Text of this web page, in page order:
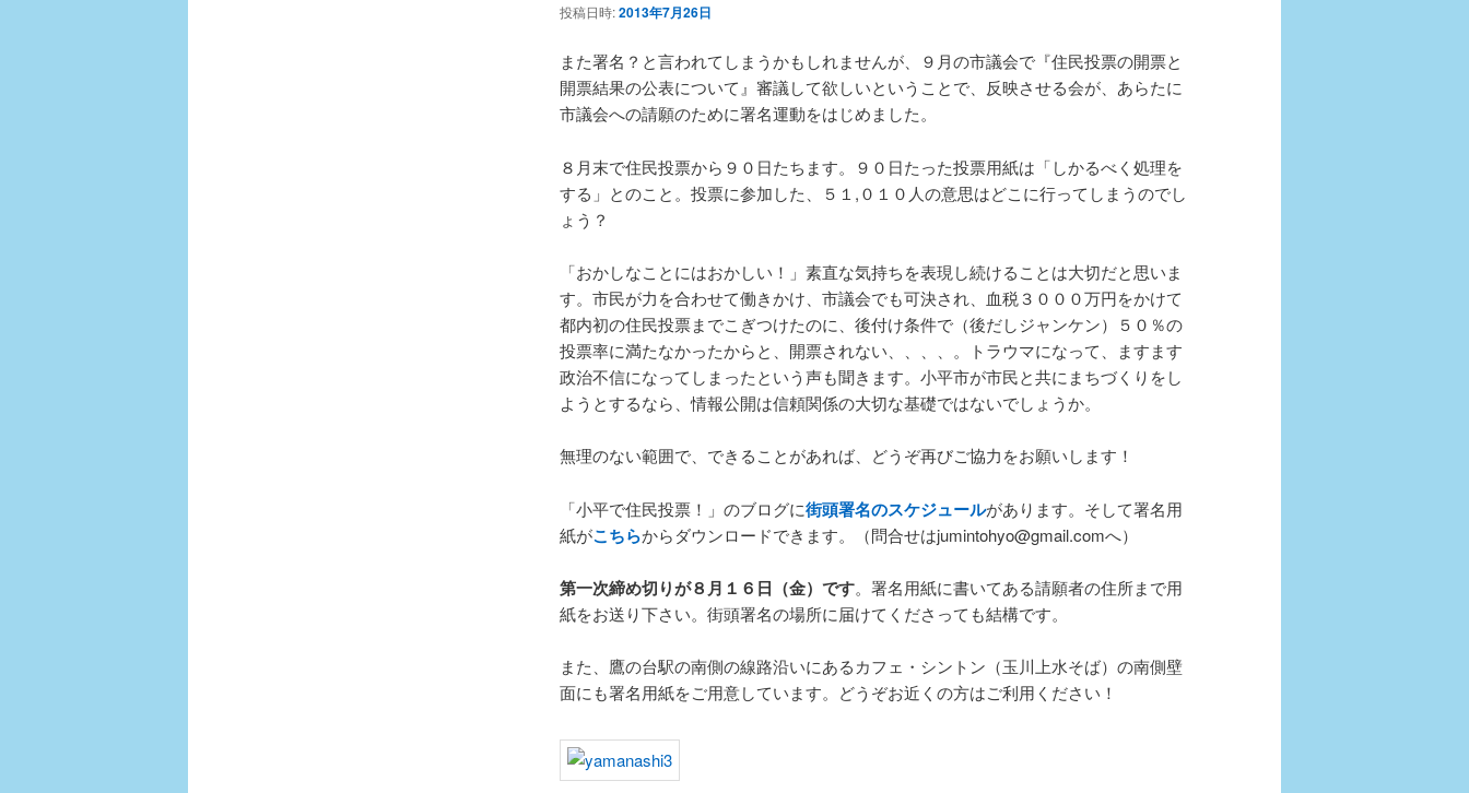
投稿日時:2013年7月26日
また署名？と言われてしまうかもしれませんが、９月の市議会で『住民投票の開票と
開票結果の公表について』審議して欲しいということで、反映させる会が、あらたに
市議会への請願のために署名運動をはじめました。
８月末で住民投票から９０日たちます。９０日たった投票用紙は「しかるべく処理を
する」とのこと。投票に参加した、５１,０１０人の意思はどこに行ってしまうのでし
ょう？
「おかしなことにはおかしい！」素直な気持ちを表現し続けることは大切だと思いま
す。市民が力を合わせて働きかけ、市議会でも可決され、血税３０００万円をかけて
都内初の住民投票までこぎつけたのに、後付け条件で（後だしジャンケン）５０％の
投票率に満たなかったからと、開票されない、、、、。トラウマになって、ますます
政治不信になってしまったという声も聞きます。小平市が市民と共にまちづくりをし
ようとするなら、情報公開は信頼関係の大切な基礎ではないでしょうか。
無理のない範囲で、できることがあれば、どうぞ再びご協力をお願いします！
「小平で住民投票！」のブログに街頭署名のスケジュールがあります。そして署名用
紙がこちらからダウンロードできます。（問合せはjumintohyo@gmail.comへ）
第一次締め切りが８月１６日（金）です。署名用紙に書いてある請願者の住所まで用
紙をお送り下さい。街頭署名の場所に届けてくださっても結構です。
また、鷹の台駅の南側の線路沿いにあるカフェ・シントン（玉川上水そば）の南側壁
面にも署名用紙をご用意しています。どうぞお近くの方はご利用ください！